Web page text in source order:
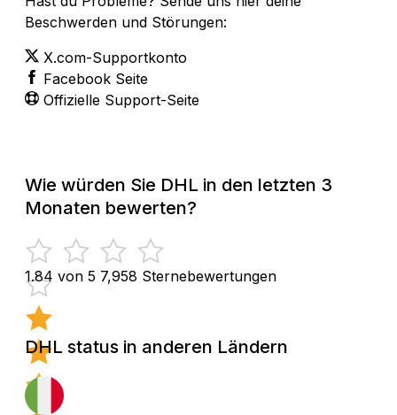
Beschwerden und Störungen:
X.com-Supportkonto
Facebook Seite
Offizielle Support-Seite
Wie würden Sie DHL in den letzten 3
Monaten bewerten?
1.84 von 5 7,958 Sternebewertungen
DHL status in anderen Ländern